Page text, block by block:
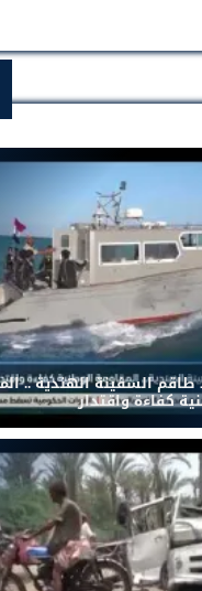
طاقم السفينة الهندية ..
كفاءة واقتدار